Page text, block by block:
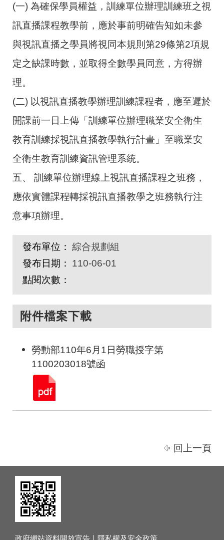
(一) 為確保學員權益，訓練單位辦理訓練班之視
訊直播課程教學前，應於事前明確告知如未參
與視訊直播之學員將視同本規則第29條第2項規
定之缺課時數，並取得全數學員同意，方得辦
理。
(二) 以視訊直播教學辦理訓練課程者，應至遲於
開課前一日上傳「訓練單位辦理職業安全衛生
教育訓練採視訊直播教學執行計畫」至職業安
全衛生教育訓練資訊管理系統。
五、 訓練單位辦理線上視訊直播課程之班務，
應依實體課程轉採視訊直播教學之班務執行注
意事項辦理。
發布單位： 綜合規劃組
發布日期：
110-06-01
點閱次數：
附件檔案下載
勞動部110年6月1日勞職授字第
1100203018號函
回上一頁